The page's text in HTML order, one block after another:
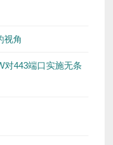
视角
对443端口实施无条